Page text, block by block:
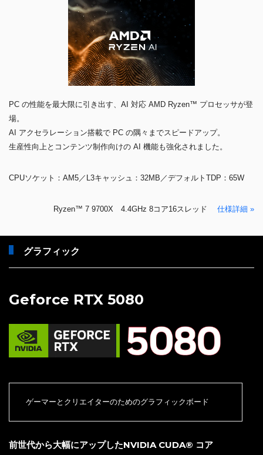
PC の性能を最大限に引き出す、AI 対応 AMD Ryzen™ プロセッサが登
場。
AI アクセラレーション搭載で PC の隅々までスピードアップ。
生産性向上とコンテンツ制作向けの AI 機能も強化されました。
CPUソケット：AM5／L3キャッシュ：32MB／デフォルトTDP：65W
Ryzen™ 7 9700X 4.4GHz 8コア16スレッド 仕様詳細 »
グラフィック
Geforce RTX 5080
ゲーマーとクリエイターのためのグラフィックボード
前世代から大幅にアップしたNVIDIA CUDA® コア